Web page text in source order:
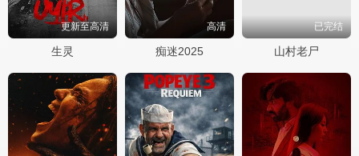
更新至高清
生灵
高清
痴迷2025
已完结
山村老尸